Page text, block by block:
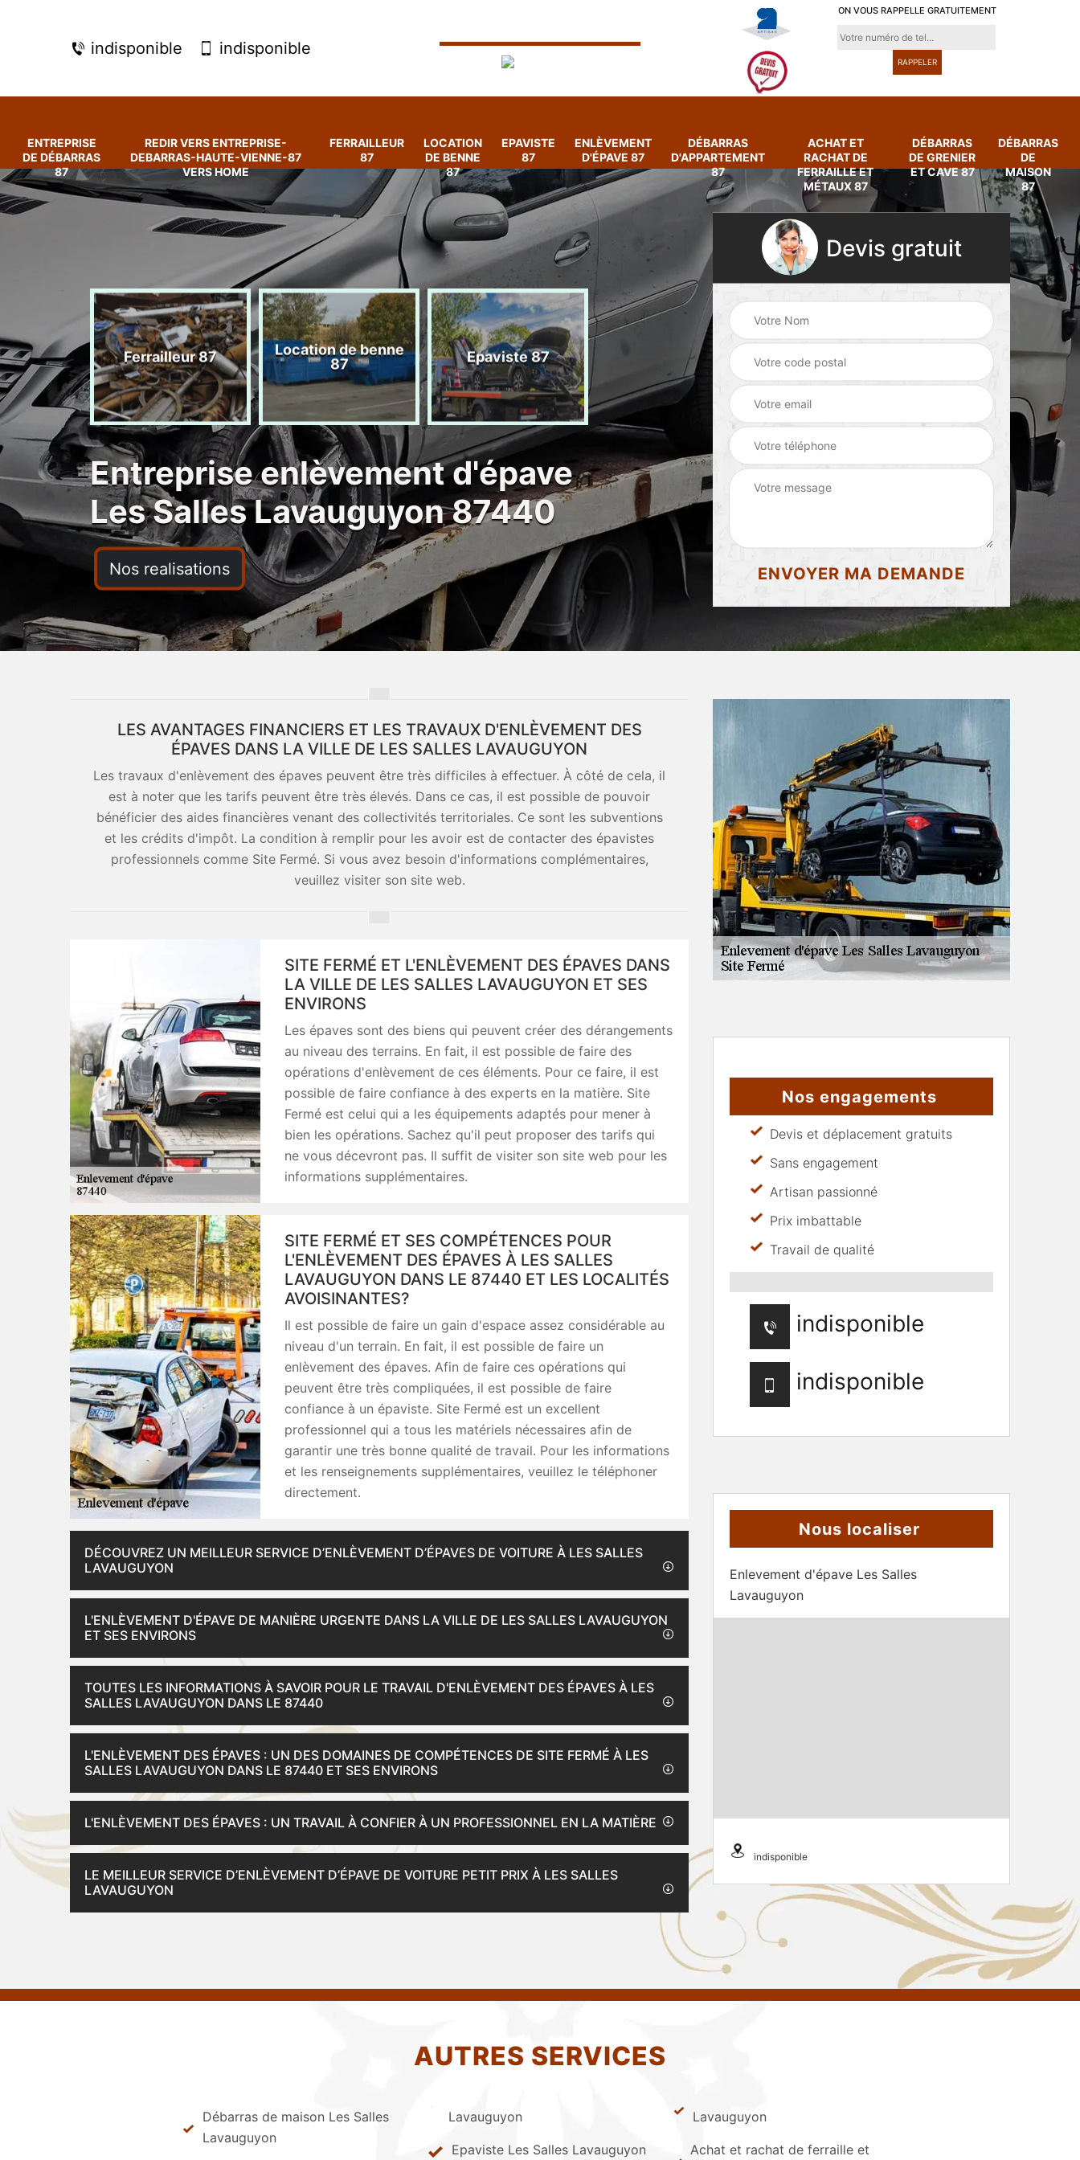
indisponible indisponible
ON VOUS RAPPELLE GRATUITEMENT
ENTREPRISE
DE DÉBARRAS
87
REDIR VERS ENTREPRISE-
DEBARRAS-HAUTE-VIENNE-87
VERS HOME
FERRAILLEUR
87
LOCATION
DE BENNE
87
EPAVISTE
87
ENLÈVEMENT
D'ÉPAVE 87
DÉBARRAS
D'APPARTEMENT
87
ACHAT ET
RACHAT DE
FERRAILLE ET
MÉTAUX 87
DÉBARRAS
DE GRENIER
ET CAVE 87
DÉBARRAS
DE
MAISON
87
de
87
Ferrailleur 87
Location de benne
87
Epaviste 87
Enlèvement
d'épave 87
d'appartement 87
Achat et rachat de
ferraille et métaux
Entreprise enlèvement d'épave
Les Salles Lavauguyon 87440
Nos realisations
Devis gratuit
LES AVANTAGES FINANCIERS ET LES TRAVAUX D'ENLÈVEMENT DES
ÉPAVES DANS LA VILLE DE LES SALLES LAVAUGUYON
Les travaux d'enlèvement des épaves peuvent être très difficiles à effectuer. À côté de cela, il
est à noter que les tarifs peuvent être très élevés. Dans ce cas, il est possible de pouvoir
bénéficier des aides financières venant des collectivités territoriales. Ce sont les subventions
et les crédits d'impôt. La condition à remplir pour les avoir est de contacter des épavistes
professionnels comme Site Fermé. Si vous avez besoin d'informations complémentaires,
veuillez visiter son site web.
SITE FERMÉ ET L'ENLÈVEMENT DES ÉPAVES DANS
LA VILLE DE LES SALLES LAVAUGUYON ET SES
ENVIRONS
Les épaves sont des biens qui peuvent créer des dérangements
au niveau des terrains. En fait, il est possible de faire des
opérations d'enlèvement de ces éléments. Pour ce faire, il est
possible de faire confiance à des experts en la matière. Site
Fermé est celui qui a les équipements adaptés pour mener à
bien les opérations. Sachez qu'il peut proposer des tarifs qui
ne vous décevront pas. Il suffit de visiter son site web pour les
informations supplémentaires.
SITE FERMÉ ET SES COMPÉTENCES POUR
L'ENLÈVEMENT DES ÉPAVES À LES SALLES
LAVAUGUYON DANS LE 87440 ET LES LOCALITÉS
AVOISINANTES?
Il est possible de faire un gain d'espace assez considérable au
niveau d'un terrain. En fait, il est possible de faire un
enlèvement des épaves. Afin de faire ces opérations qui
peuvent être très compliquées, il est possible de faire
confiance à un épaviste. Site Fermé est un excellent
professionnel qui a tous les matériels nécessaires afin de
garantir une très bonne qualité de travail. Pour les informations
et les renseignements supplémentaires, veuillez le téléphoner
directement.
DÉCOUVREZ UN MEILLEUR SERVICE D’ENLÈVEMENT D’ÉPAVES DE VOITURE À LES SALLES
LAVAUGUYON
L'ENLÈVEMENT D'ÉPAVE DE MANIÈRE URGENTE DANS LA VILLE DE LES SALLES LAVAUGUYON
ET SES ENVIRONS
TOUTES LES INFORMATIONS À SAVOIR POUR LE TRAVAIL D'ENLÈVEMENT DES ÉPAVES À LES
SALLES LAVAUGUYON DANS LE 87440
L'ENLÈVEMENT DES ÉPAVES : UN DES DOMAINES DE COMPÉTENCES DE SITE FERMÉ À LES
SALLES LAVAUGUYON DANS LE 87440 ET SES ENVIRONS
L'ENLÈVEMENT DES ÉPAVES : UN TRAVAIL À CONFIER À UN PROFESSIONNEL EN LA MATIÈRE
LE MEILLEUR SERVICE D’ENLÈVEMENT D’ÉPAVE DE VOITURE PETIT PRIX À LES SALLES
LAVAUGUYON
Nos engagements
Devis et déplacement gratuits
Sans engagement
Artisan passionné
Prix imbattable
Travail de qualité
indisponible
indisponible
Nous localiser
Enlevement d'épave Les Salles
Lavauguyon
indisponible
AUTRES SERVICES
Débarras de maison Les Salles
Lavauguyon
Lavauguyon
Epaviste Les Salles Lavauguyon
Lavauguyon
Achat et rachat de ferraille et